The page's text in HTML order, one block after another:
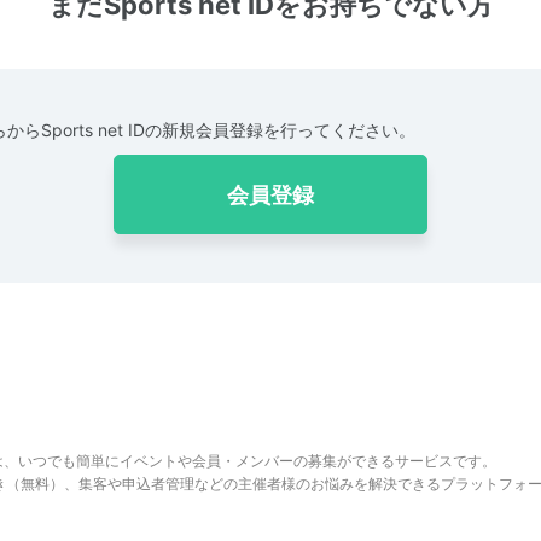
からSports net IDの新規会員登録を行ってください。
会員登録
いつでも簡単にイベントや会員・メンバーの募集ができるサービスです。
無料）、集客や申込者管理などの主催者様のお悩みを解決できるプラットフォー